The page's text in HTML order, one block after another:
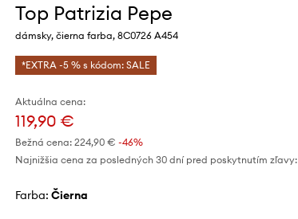
Top Patrizia Pepe
dámsky, čierna farba, 8C0726 A454
*EXTRA -5 % s kódom: SALE
Aktuálna cena:
119,90 €
Bežná cena: 224,90 € -46%
Najnižšia cena za posledných 30 dní pred poskytnutím zľavy:
Farba: čierna